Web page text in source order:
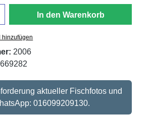
In den Warenkorb
hinzufügen
2006
aktueller Fischfotos und
016099209130.